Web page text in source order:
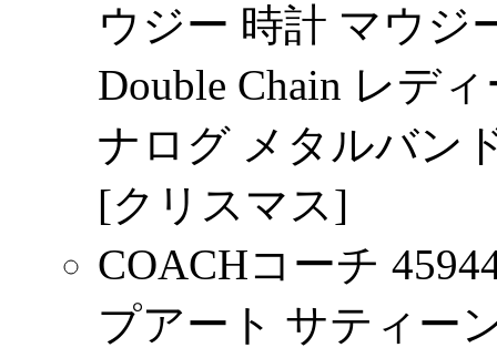
ウジー 時計 マウジ
Double Chain レデ
ナログ メタルバン
[クリスマス]
COACHコーチ
プアート サティー